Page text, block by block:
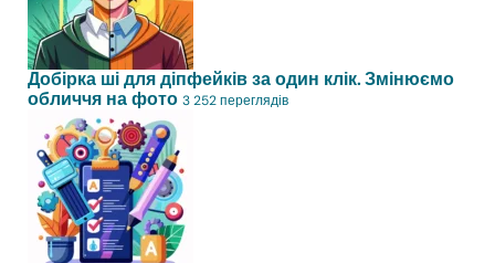
Добірка ші для діпфейків за один клік. Змінюємо
обличчя на фото 3 252 переглядів